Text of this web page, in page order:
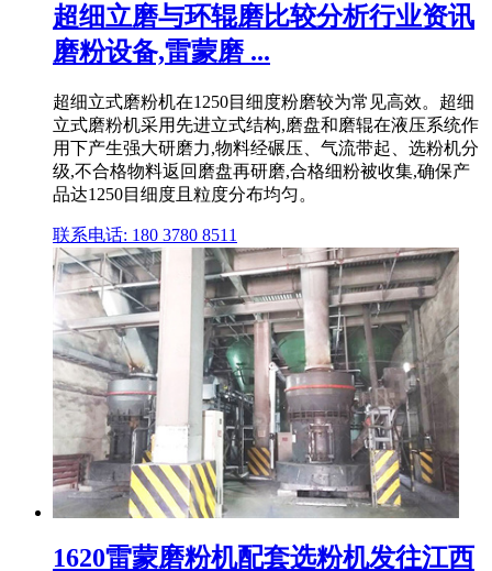
超细立磨与环辊磨比较分析行业资讯
磨粉设备,雷蒙磨 ...
超细立式磨粉机在1250目细度粉磨较为常见高效。超细
立式磨粉机采用先进立式结构,磨盘和磨辊在液压系统作
用下产生强大研磨力,物料经碾压、气流带起、选粉机分
级,不合格物料返回磨盘再研磨,合格细粉被收集,确保产
品达1250目细度且粒度分布均匀。
联系电话: 180 3780 8511
1620雷蒙磨粉机配套选粉机发往江西